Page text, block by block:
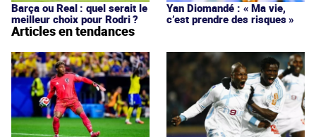
Barça ou Real : quel serait le
meilleur choix pour Rodri ?
Yan Diomandé : « Ma vie,
c’est prendre des risques »
Articles en tendances